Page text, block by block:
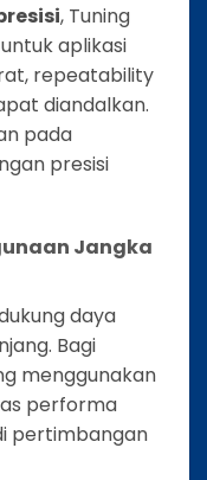
, Tuning
aplikasi
repeatability
diandalkan.
pada
presisi
Jangka
daya
Bagi
menggunakan
performa
pertimbangan